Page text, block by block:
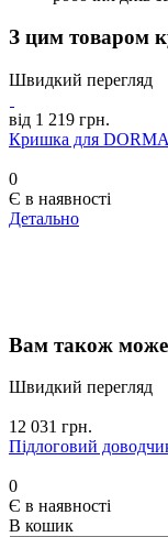
З цим товаром
Швидкий перегляд
від 1 219 грн.
Кришка для
0
Є в наявності
Детально
Вам також може
Швидкий перегляд
12 031 грн.
Підлоговий
0
Є в наявності
В кошик